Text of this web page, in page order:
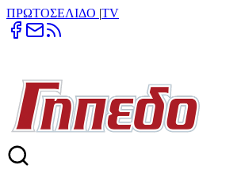
ΠΡΩΤΟΣΕΛΙΔΟ |TV